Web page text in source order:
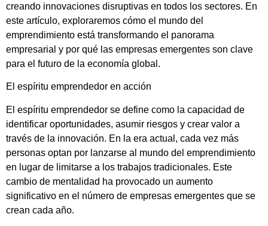
creando innovaciones disruptivas en todos los sectores. En
este artículo, exploraremos cómo el mundo del
emprendimiento está transformando el panorama
empresarial y por qué las empresas emergentes son clave
para el futuro de la economía global.
El espíritu emprendedor en acción
El espíritu emprendedor se define como la capacidad de
identificar oportunidades, asumir riesgos y crear valor a
través de la innovación. En la era actual, cada vez más
personas optan por lanzarse al mundo del emprendimiento
en lugar de limitarse a los trabajos tradicionales. Este
cambio de mentalidad ha provocado un aumento
significativo en el número de empresas emergentes que se
crean cada año.